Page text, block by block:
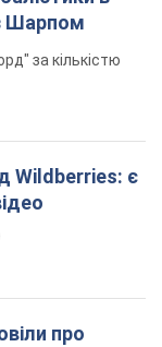
Шарпом
за кількістю
Wildberries: є
про